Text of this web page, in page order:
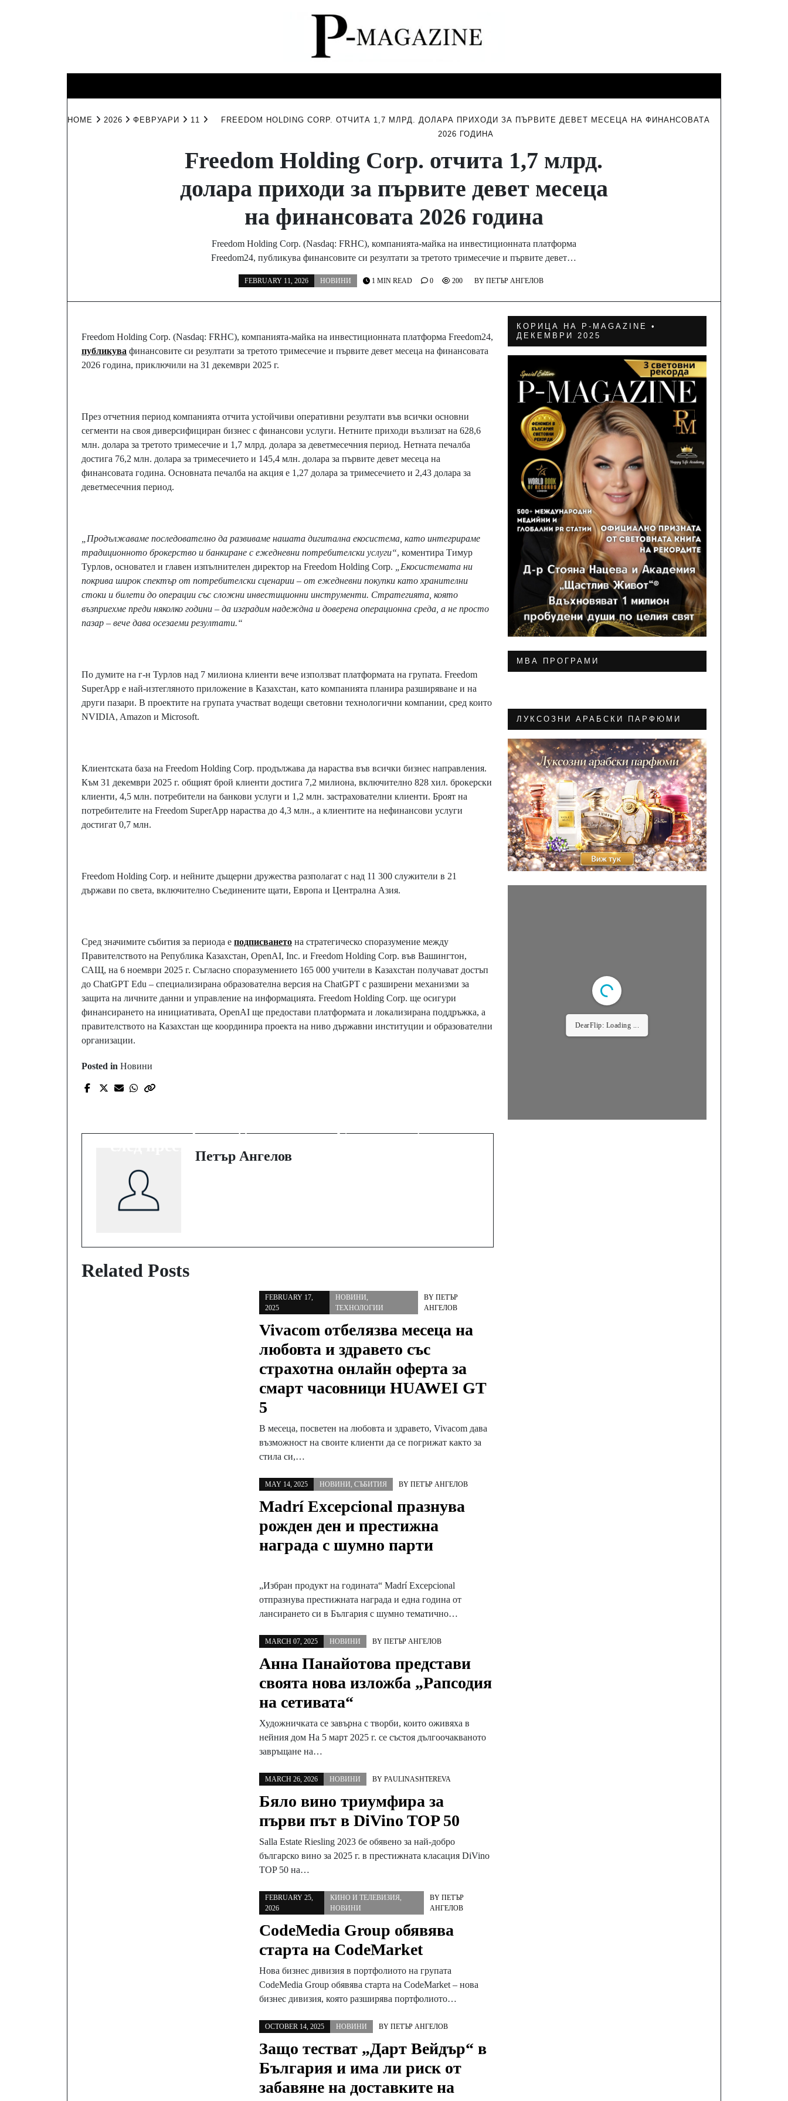
HOME 2026 ФЕВРУАРИ 11
FREEDOM HOLDING CORP. ОТЧИТА 1,7 МЛРД. ДОЛАРА ПРИХОДИ ЗА ПЪРВИТЕ ДЕВЕТ МЕСЕЦА НА ФИНАНСОВАТА
2026 ГОДИНА
Freedom Holding Corp. отчита 1,7 млрд.
долара приходи за първите девет месеца
на финансовата 2026 година
Freedom Holding Corp. (Nasdaq: FRHC), компанията-майка на инвестиционната платформа
Freedom24, публикува финансовите си резултати за третото тримесечие и първите девет…
FEBRUARY 11, 2026 НОВИНИ BY ПЕТЪР АНГЕЛОВ
1 MIN READ 0 200
Freedom Holding Corp. (Nasdaq: FRHC), компанията-майка на инвестиционната платформа Freedom24,
публикува финансовите си резултати за третото тримесечие и първите девет месеца на финансовата
2026 година, приключили на 31 декември 2025 г.
През отчетния период компанията отчита устойчиви оперативни резултати във всички основни
сегменти на своя диверсифициран бизнес с финансови услуги. Нетните приходи възлизат на 628,6
млн. долара за третото тримесечие и 1,7 млрд. долара за деветмесечния период. Нетната печалба
достига 76,2 млн. долара за тримесечието и 145,4 млн. долара за първите девет месеца на
финансовата година. Основната печалба на акция е 1,27 долара за тримесечието и 2,43 долара за
деветмесечния период.
„Продължаваме последователно да развиваме нашата дигитална екосистема, като интегрираме
традиционното брокерство и банкиране с ежедневни потребителски услуги“, коментира Тимур
Турлов, основател и главен изпълнителен директор на Freedom Holding Corp.
„Екосистемата ни
покрива широк спектър от потребителски сценарии – от ежедневни покупки като хранителни
стоки и билети до операции със сложни инвестиционни инструменти. Стратегията, която
възприехме преди няколко години – да изградим надеждна и доверена операционна среда, а не просто
пазар – вече дава осезаеми резултати.“
По думите на г-н Турлов над 7 милиона клиенти вече използват платформата на групата. Freedom
SuperApp е най-изтегляното приложение в Казахстан, като компанията планира разширяване и на
други пазари. В проектите на групата участват водещи световни технологични компании, сред които
NVIDIA, Amazon и Microsoft.
Клиентската база на Freedom Holding Corp. продължава да нараства във всички бизнес направления.
Към 31 декември 2025 г. общият брой клиенти достига 7,2 милиона, включително 828 хил. брокерски
клиенти, 4,5 млн. потребители на банкови услуги и 1,2 млн. застрахователни клиенти. Броят на
потребителите на Freedom SuperApp нараства до 4,3 млн., а клиентите на нефинансови услуги
достигат 0,7 млн.
Freedom Holding Corp. и нейните дъщерни дружества разполагат с над 11 300 служители в 21
държави по света, включително Съединените щати, Европа и Централна Азия.
Сред значимите събития за периода е подписването на стратегическо споразумение между
Правителството на Република Казахстан, OpenAI, Inc. и Freedom Holding Corp. във Вашингтон,
САЩ, на 6 ноември 2025 г. Съгласно споразумението 165 000 учители в Казахстан получават достъп
до ChatGPT Edu – специализирана образователна версия на ChatGPT с разширени механизми за
защита на личните данни и управление на информацията. Freedom Holding Corp. ще осигури
финансирането на инициативата, OpenAI ще предостави платформата и локализирана поддръжка, а
правителството на Казахстан ще координира проекта на ниво държавни институции и образователни
организации.
Posted in Новини
Силвър с обща
Петър Ангелов
Related Posts
FEBRUARY 17,
2025
НОВИНИ,
ТЕХНОЛОГИИ
BY ПЕТЪР
АНГЕЛОВ
Vivacom отбелязва месеца на
любовта и здравето със
страхотна онлайн оферта за
смарт часовници HUAWEI GT
5
В месеца, посветен на любовта и здравето, Vivacom дава
възможност на своите клиенти да се погрижат както за
стила си,…
MAY 14, 2025 НОВИНИ, СЪБИТИЯ BY ПЕТЪР АНГЕЛОВ
Madrí Excepcional празнува
рожден ден и престижна
награда с шумно парти
„Избран продукт на годината“ Madrí Excepcional
отпразнува престижната награда и една година от
лансирането си в България с шумно тематично…
MARCH 07, 2025 НОВИНИ BY ПЕТЪР АНГЕЛОВ
Анна Панайотова представи
своята нова изложба „Рапсодия
на сетивата“
Художничката се завърна с творби, които оживяха в
нейния дом На 5 март 2025 г. се състоя дългоочакваното
завръщане на…
MARCH 26, 2026 НОВИНИ BY PAULINASHTEREVA
Бяло вино триумфира за
първи път в DiVino TOP 50
Salla Estate Riesling 2023 бе обявено за най-добро
българско вино за 2025 г. в престижната класация DiVino
TOP 50 на…
FEBRUARY 25,
2026
КИНО И ТЕЛЕВИЗИЯ,
НОВИНИ
BY ПЕТЪР
АНГЕЛОВ
CodeMedia Group обявява
старта на CodeMarket
Нова бизнес дивизия в портфолиото на групата
CodeMedia Group обявява старта на CodeMarket – нова
бизнес дивизия, която разширява портфолиото…
OCTOBER 14, 2025 НОВИНИ BY ПЕТЪР АНГЕЛОВ
Защо тестват „Дарт Вейдър“ в
България и има ли риск от
забавяне на доставките на
КОРИЦА НА P-MAGAZINE •
ДЕКЕМВРИ 2025
МВА ПРОГРАМИ
ЛУКСОЗНИ АРАБСКИ ПАРФЮМИ
DearFlip: Loading ...